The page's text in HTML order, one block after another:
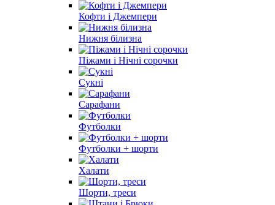
Кофти і Джемпери
Нижня білизна
Піжами і Нічні сорочки
Сукні
Сарафани
Футболки
Футболки + шорти
Халати
Шорти, треси